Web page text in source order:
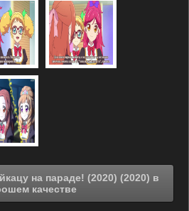
качестве